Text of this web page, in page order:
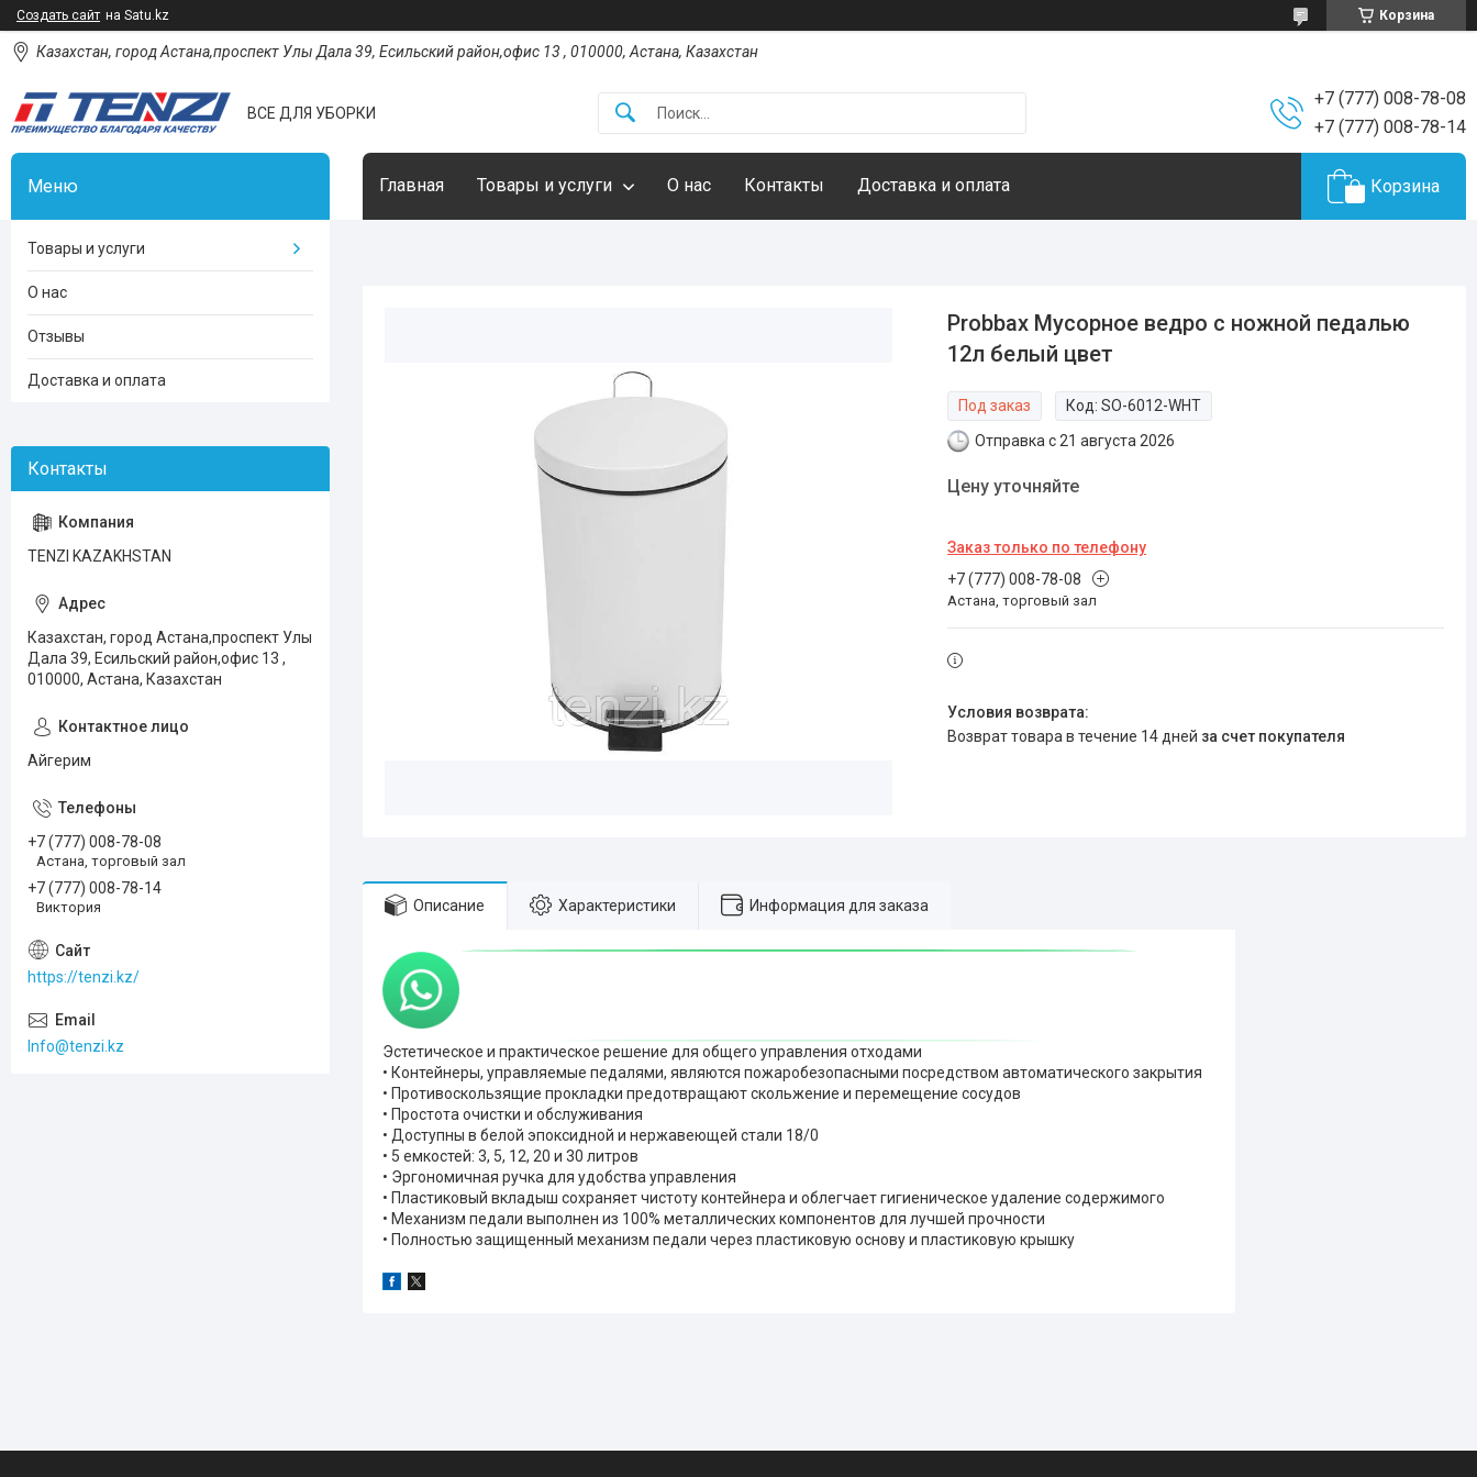
Создать сайт на Satu.kz Корзина
Казахстан, город Астана,проспект Улы Дала 39, Есильский район,офис 13 , 010000, Астана, Казахстан
ВСЕ ДЛЯ УБОРКИ
+7 (777) 008-78-08
+7 (777) 008-78-14
Главная Товары и услуги О нас Контакты Доставка и оплата Корзина
Probbax Мусорное ведро с ножной педалью
12л белый цвет
Под заказ Код:SO-6012-WHT
Отправка с 21 августа 2026
Цену уточняйте
Заказ только по телефону
+7 (777) 008-78-08
Астана, торговый зал
возврат товара в течение 14 дней за счет покупателя
Описание Характеристики Информация для заказа
Эстетическое и практическое решение для общего управления отходами
• Контейнеры, управляемые педалями, являются пожаробезопасными посредством автоматического закрытия
• Противоскользящие прокладки предотвращают скольжение и перемещение сосудов
• Простота очистки и обслуживания
• Доступны в белой эпоксидной и нержавеющей стали 18/0
• 5 емкостей: 3, 5, 12, 20 и 30 литров
• Эргономичная ручка для удобства управления
• Пластиковый вкладыш сохраняет чистоту контейнера и облегчает гигиеническое удаление содержимого
• Механизм педали выполнен из 100% металлических компонентов для лучшей прочности
• Полностью защищенный механизм педали через пластиковую основу и пластиковую крышку
Товары и услуги
О нас
Отзывы
Доставка и оплата
TENZI KAZAKHSTAN
Казахстан, город Астана,проспект Улы
Дала 39, Есильский район,офис 13 ,
010000, Астана, Казахстан
Айгерим
+7 (777) 008-78-08
Астана, торговый зал
+7 (777) 008-78-14
Виктория
https://tenzi.kz/
Info@tenzi.kz